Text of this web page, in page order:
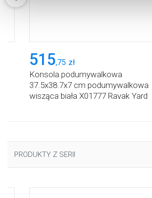
cookie, kliknij „Ustawienia plików cookie”.
plikach cookie”.
515,75 zł
Konsola podumywalkowa
37.5x38.7x7 cm podumywalkowa
wisząca biała X01777 Ravak Yard
PRODUKTY Z SERII